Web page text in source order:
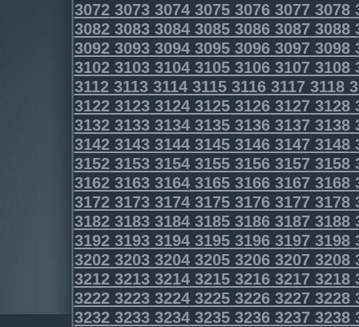
3072307330743075307630773078
3082308330843085308630873088
3092309330943095309630973098
3102310331043105310631073108
3112311331143115311631173118
3122312331243125312631273128
3132313331343135313631373138
3142314331443145314631473148
3152315331543155315631573158
3162316331643165316631673168
3172317331743175317631773178
3182318331843185318631873188
3192319331943195319631973198
3202320332043205320632073208
3212321332143215321632173218
3222322332243225322632273228
3232323332343235323632373238